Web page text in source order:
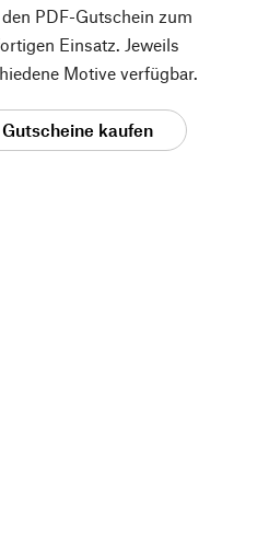
PDF-Gutschein zum
Einsatz. Jeweils
Motive verfügbar.
Gutscheine kaufen